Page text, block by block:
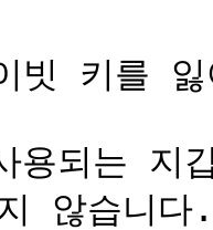
빗 키를 잃
용되는 지
않습니